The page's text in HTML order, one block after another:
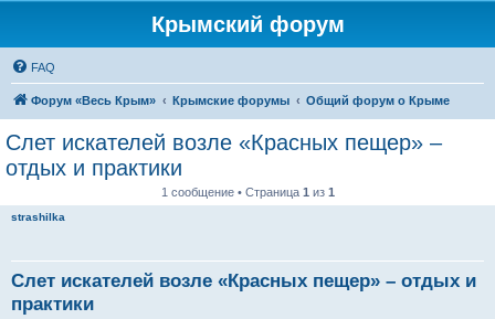
Крымский форум
FAQ
Форум «Весь Крым» Крымские форумы Общий форум о Крыме
Слет искателей возле «Красных пещер» –
отдых и практики
1 сообщение • Страница 1 из 1
strashilka
Слет искателей возле «Красных пещер» – отдых и
практики